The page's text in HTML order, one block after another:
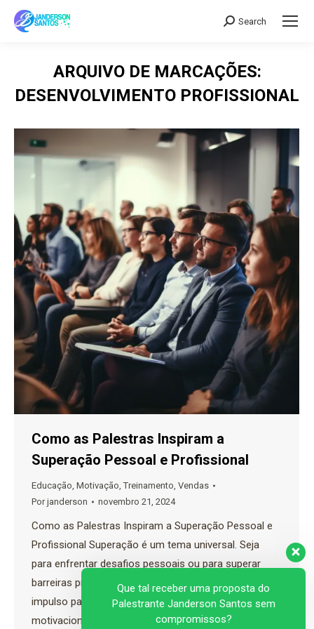
Search:
Search
ARQUIVO DE MARCAÇÕES:
DESENVOLVIMENTO PROFISSIONAL
Como as Palestras Inspiram a
Superação Pessoal e Profissional
Educação, Motivação,Treinamento, Vendas
Porjanderson novembro 21, 2024
Como as Palestras Inspiram a Superação Pessoal e
Profissional Superação é um tema universal. Seja
para enfrentar desafios pessoais ou para superar
barreiras profissionais, todos precisamos de um
impulso para seguir em frente. É aqui que palestras
motivacionais entram em cena, oferecendo uma
Que tal receber uma proposta do
Palestrante Janderson Santos sem
compromissos?